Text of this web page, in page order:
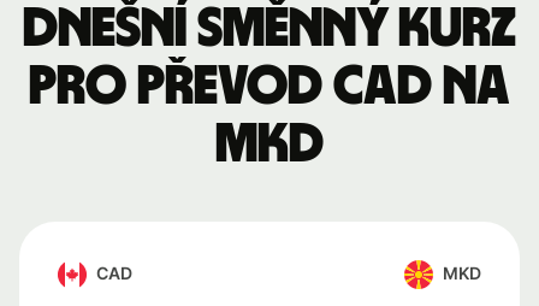
Dnešní směnný kurz
pro převod CAD na
MKD
CAD MKD